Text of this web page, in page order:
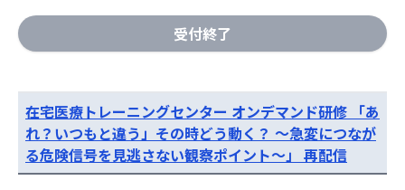
受付終了
在宅医療トレーニングセンター オンデマンド研修 「あ
れ？いつもと違う」その時どう動く？ ～急変につなが
る危険信号を見逃さない観察ポイント～」 再配信